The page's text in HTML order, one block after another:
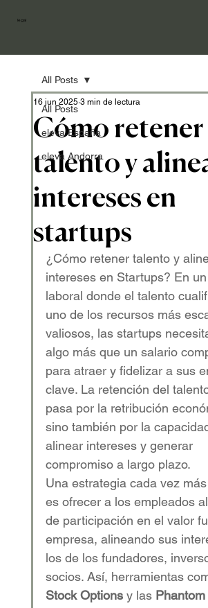
legal
All Posts
eleva España
eleva Andorra
All Posts
Cómo retener
talento y
intereses en
startups
16 jun 2025 3 min de lectura
¿Cómo retener talento y
intereses en Startups? En
laboral donde el talento
uno de los recursos más
valiosos, las startups
algo más que un salario
para atraer y fidelizar a sus
clave. La retención del
pasa por la retribución
sino también por la
alinear intereses y generar
compromiso a largo plazo.
Una estrategia cada vez
es ofrecer a los empleados
de participación en el valor
empresa, alineando sus
los de los fundadores,
socios. Así, herramientas
Stock Options y las